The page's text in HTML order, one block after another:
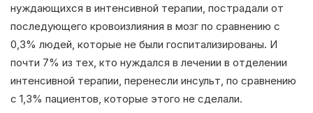
нуждающихся в интенсивной терапии, пострадали от
последующего кровоизлияния в мозг по сравнению с
0,3% людей, которые не были госпитализированы. И
почти 7% из тех, кто нуждался в лечении в отделении
интенсивной терапии, перенесли инсульт, по сравнению
с 1,3% пациентов, которые этого не сделали.